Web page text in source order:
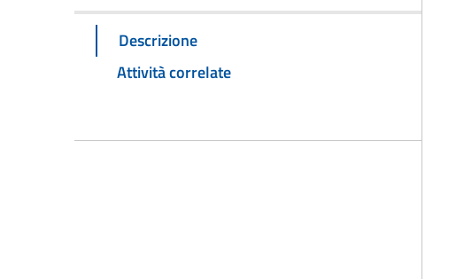
Descrizione
Attività correlate